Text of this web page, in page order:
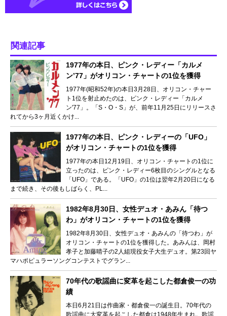
関連記事
1977年の本日、ピンク・レディー「カルメ
ン’77」がオリコン・チャートの1位を獲得
1977年(昭和52年)の本日3月28日、オリコン・チャー
ト1位を射止めたのは、ピンク・レディー「カルメ
ン'77」。「S・O・S」が、前年11月25日にリリースさ
れてから3ヶ月近くかけ...
1977年の本日、ピンク・レディーの「UFO」
がオリコン・チャートの1位を獲得
1977年の本日12月19日、オリコン・チャートの1位に
立ったのは、ピンク・レディー6枚目のシングルとなる
「UFO」である。「UFO」の1位は翌年2月20日になる
まで続き、その後もしばらく、PL...
1982年8月30日、女性デュオ・あみん「待つ
わ」がオリコン・チャートの1位を獲得
1982年8月30日、女性デュオ・あみんの「待つわ」が
オリコン・チャートの1位を獲得した。あみんは、岡村
孝子と加藤晴子の2人組現役女子大生デュオ。第23回ヤ
マハポピュラーソングコンテストでグラン...
70年代の歌謡曲に変革を起こした都倉俊一の功
績
本日6月21日は作曲家・都倉俊一の誕生日。70年代の
歌謡曲に大変革を起こした都倉は1948年生まれ。歌謡